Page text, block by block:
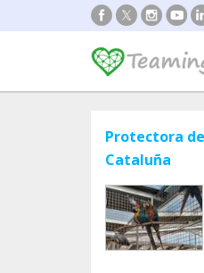
Protectora de
Cataluña